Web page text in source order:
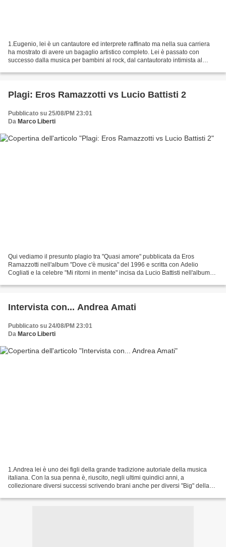
1.Eugenio, lei è un cantautore ed interprete raffinato ma nella sua carriera
ha mostrato di avere un bagaglio artistico completo. Lei è passato con
successo dalla musica per bambini al rock, dal cantautorato intimista al
Plagi: Eros Ramazzotti vs Lucio Battisti 2
Pubblicato su 25/08/PM 23:01
Da Marco Liberti
Qui vediamo il presunto plagio tra "Quasi amore" pubblicata da Eros
Ramazzotti nell'album "Dove c'è musica" del 1996 e scritta con Adelio
Cogliati e la celebre "Mi ritorni in mente" incisa da Lucio Battisti nell'album
Intervista con... Andrea Amati
Pubblicato su 24/08/PM 23:01
Da Marco Liberti
1.Andrea lei è uno dei figli della grande tradizione autoriale della musica
italiana. Con la sua penna è, riuscito, negli ultimi quindici anni, a
collezionare diversi successi scrivendo brani anche per diversi "Big" della